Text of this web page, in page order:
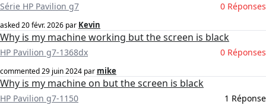
Série HP Pavilion g7 0 Réponses
asked20 févr. 2026 par Kevin
Why is my machine working but the screen is black
HP Pavilion g7-1368dx 0 Réponses
commented29 juin 2024 par mike
Why is my machine on but the screen is black
HP Pavilion g7-1150 1 Réponse